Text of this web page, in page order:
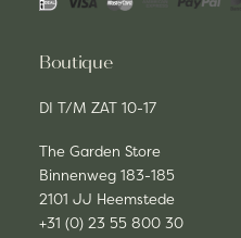
Boutique
DI T/M ZAT 10-17
The Garden Store
Binnenweg 183-185
2101 JJ Heemstede
+31 (0) 23 55 800 30